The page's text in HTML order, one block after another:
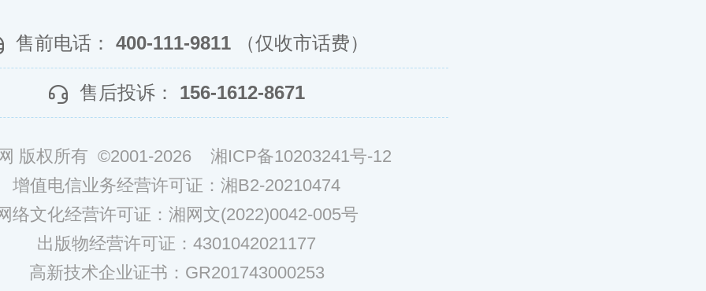
售前电话： 400-111-9811 （仅收市话费）
售后投诉： 156-1612-8671
版权所有 ©2001-2026 湘ICP备10203241号-12
增值电信业务经营许可证：湘B2-20210474
络文化经营许可证：湘网文(2022)0042-005号
出版物经营许可证：4301042021177
高新技术企业证书：GR201743000253